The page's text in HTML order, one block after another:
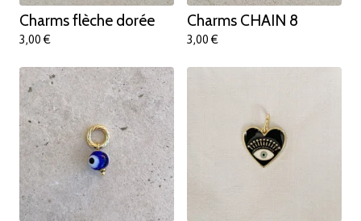
Charms flèche dorée
3,00 €
Charms CHAIN 8
3,00 €